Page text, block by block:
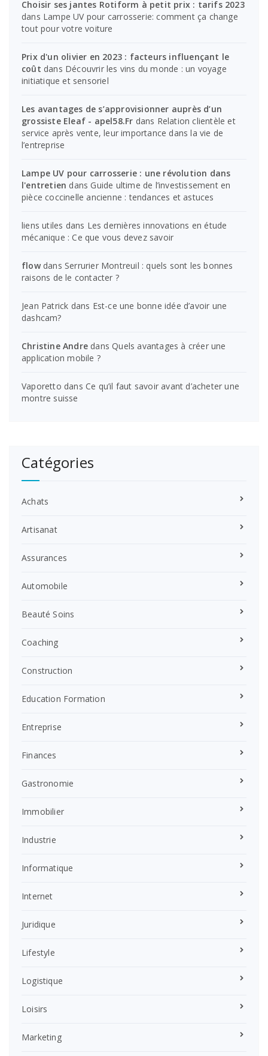
Choisir ses jantes Rotiform à petit prix : tarifs 2023
dans Lampe UV pour carrosserie: comment ça change
tout pour votre voiture
Prix d'un olivier en 2023 : facteurs influençant le
coût dans Découvrir les vins du monde : un voyage
initiatique et sensoriel
Les avantages de s’approvisionner auprès d’un
grossiste Eleaf - apel58.Fr dans Relation clientèle et
service après vente, leur importance dans la vie de
l’entreprise
Lampe UV pour carrosserie : une révolution dans
l'entretien dans Guide ultime de l’investissement en
pièce coccinelle ancienne : tendances et astuces
liens utiles dans Les dernières innovations en étude
mécanique : Ce que vous devez savoir
flowdans Serrurier Montreuil : quels sont les bonnes
raisons de le contacter ?
Jean Patrick dans Est-ce une bonne idée d’avoir une
dashcam?
Christine Andre dansQuels avantages à créer une
application mobile ?
Vaporetto dansCe qu’il faut savoir avant d’acheter une
montre suisse
Catégories
Achats
Artisanat
Assurances
Automobile
Beauté Soins
Coaching
Construction
Education Formation
Entreprise
Finances
Gastronomie
Immobilier
Industrie
Informatique
Internet
Juridique
Lifestyle
Logistique
Loisirs
Marketing